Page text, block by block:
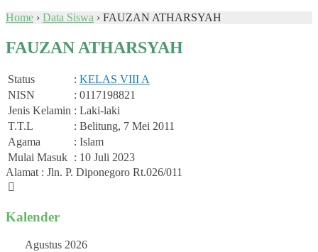
Home › Data Siswa › FAUZAN ATHARSYAH
FAUZAN ATHARSYAH
Status : KELAS VIII A
NISN
: 0117198821
Jenis Kelamin : Laki-laki
T.T.L
: Belitung, 7 Mei 2011
Agama
: Islam
Mulai Masuk : 10 Juli 2023
Alamat : Jln. P. Diponegoro Rt.026/011
Kalender
Agustus 2026